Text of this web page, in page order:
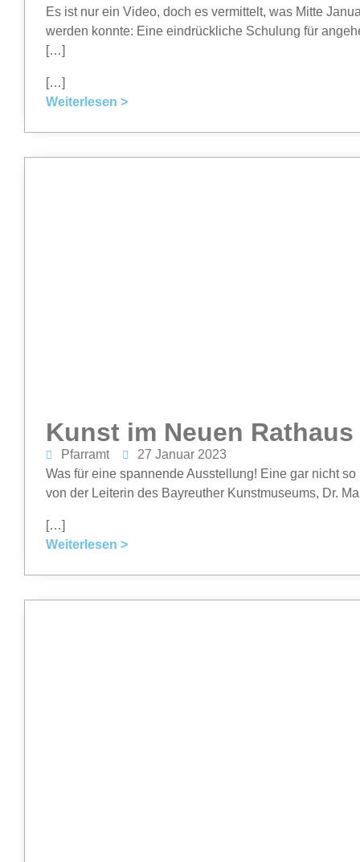
Es ist nur ein Video, doch es vermittelt, was Mitte
werden konnte: Eine eindrückliche Schulung für
[…]
[…]
Weiterlesen >
Kunst im Neuen Rathaus
Pfarramt
27 Januar 2023
Was für eine spannende Ausstellung! Eine gar nicht
von der Leiterin des Bayreuther Kunstmuseums, Dr.
[…]
Weiterlesen >